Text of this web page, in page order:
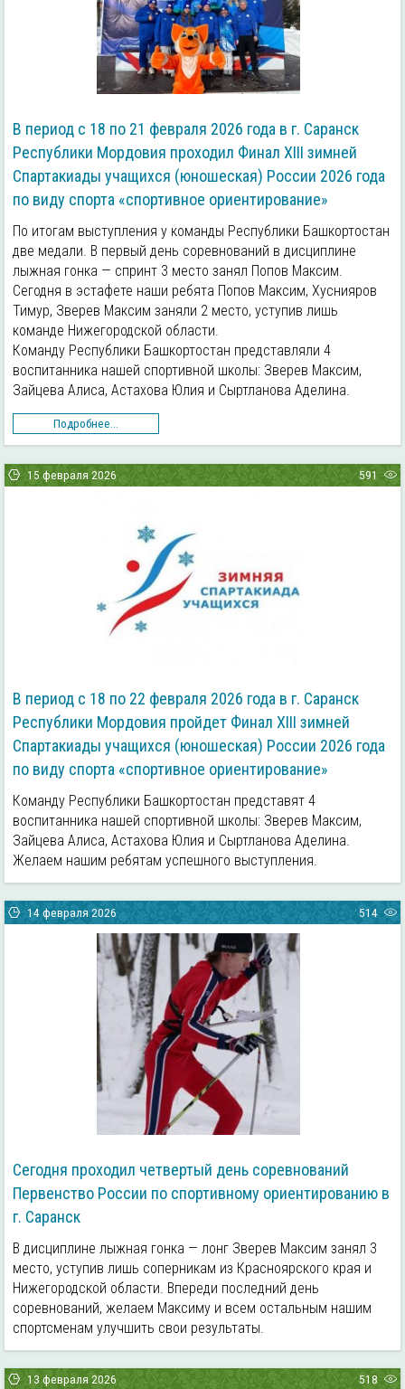
В период с 18 по 21 февраля 2026 года в г. Саранск
Республики Мордовия проходил Финал ХIII зимней
Спартакиады учащихся (юношеская) России 2026 года
по виду спорта «спортивное ориентирование»
По итогам выступления у команды Республики Башкортостан
две медали. В первый день соревнований в дисциплине
лыжная гонка — спринт 3 место занял Попов Максим.
Сегодня в эстафете наши ребята Попов Максим, Хуснияров
Тимур, Зверев Максим заняли 2 место, уступив лишь
команде Нижегородской области.
Команду Республики Башкортостан представляли 4
воспитанника нашей спортивной школы: Зверев Максим,
Зайцева Алиса, Астахова Юлия и Сыртланова Аделина.
Подробнее...
15 февраля 2026 591
В период с 18 по 22 февраля 2026 года в г. Саранск
Республики Мордовия пройдет Финал ХIII зимней
Спартакиады учащихся (юношеская) России 2026 года
по виду спорта «спортивное ориентирование»
Команду Республики Башкортостан представят 4
воспитанника нашей спортивной школы: Зверев Максим,
Зайцева Алиса, Астахова Юлия и Сыртланова Аделина.
Желаем нашим ребятам успешного выступления.
14 февраля 2026 514
Сегодня проходил четвертый день соревнований
Первенство России по спортивному ориентированию в
г. Саранск
В дисциплине лыжная гонка — лонг Зверев Максим занял 3
место, уступив лишь соперникам из Красноярского края и
Нижегородской области. Впереди последний день
соревнований, желаем Максиму и всем остальным нашим
спортсменам улучшить свои результаты.
13 февраля 2026 518